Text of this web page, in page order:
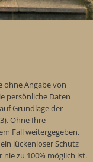
ohne Angabe von
persönliche Daten
Grundlage der
Ohne Ihre
Fall weitergegeben.
lückenloser Schutz
zu 100% möglich ist.